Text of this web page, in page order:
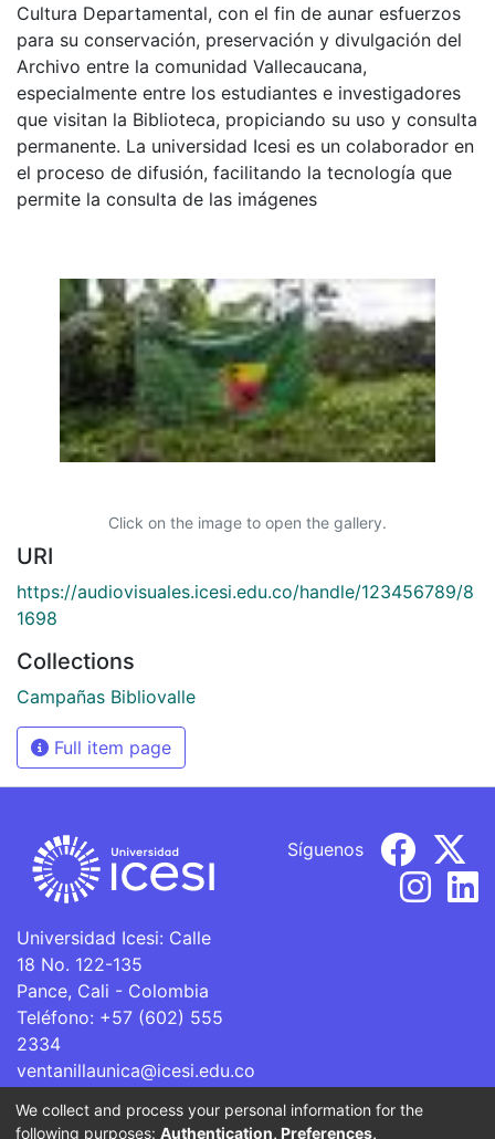
Cultura Departamental, con el fin de aunar esfuerzos
para su conservación, preservación y divulgación del
Archivo entre la comunidad Vallecaucana,
especialmente entre los estudiantes e investigadores
que visitan la Biblioteca, propiciando su uso y consulta
permanente. La universidad Icesi es un colaborador en
el proceso de difusión, facilitando la tecnología que
permite la consulta de las imágenes
Click on the image to open the gallery.
URI
https://audiovisuales.icesi.edu.co/handle/123456789/8
1698
Collections
Campañas Bibliovalle
Full item page
Universidad Icesi: Calle
18 No. 122-135
Pance, Cali - Colombia
Teléfono: +57 (602) 555
2334
ventanillaunica@icesi.edu.co
Síguenos
La Universidad Icesi es una Institución de Educación
We collect and process your personal information for the
following purposes: Authentication, Preferences,